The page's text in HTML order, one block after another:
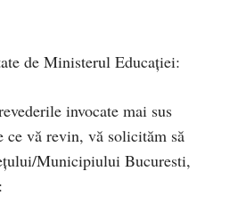
de Ministerul Educației:
invocate mai sus
vă revin, vă solicităm să
Municipiului Bucuresti,